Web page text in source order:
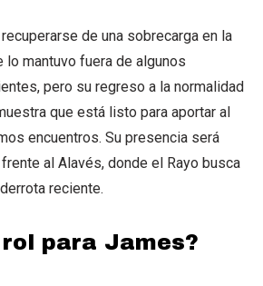
de una sobrecarga en la
lo mantuvo fuera de algunos
pero su regreso a la normalidad
que está listo para aportar al
encuentros. Su presencia será
al Alavés, donde el Rayo busca
reciente.
rol para James?